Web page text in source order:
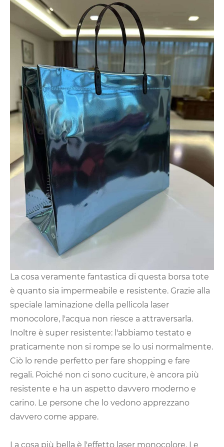
La cosa veramente fantastica di questa borsa tote
è quanto sia impermeabile e resistente. Grazie alla
speciale laminazione della pellicola laser
monocolore, l'acqua non riesce a attraversarla.
Inoltre è super resistente: l'abbiamo testato e
praticamente non si rompe se lo usi normalmente.
Ciò lo rende perfetto per fare shopping e fare
regali. Poiché non ci sono cuciture, è ancora più
resistente e ha un aspetto davvero moderno e
carino. Le persone che lo vedono apprezzano
davvero come appare.
La cosa più bella è l'effetto laser monocolore. Le